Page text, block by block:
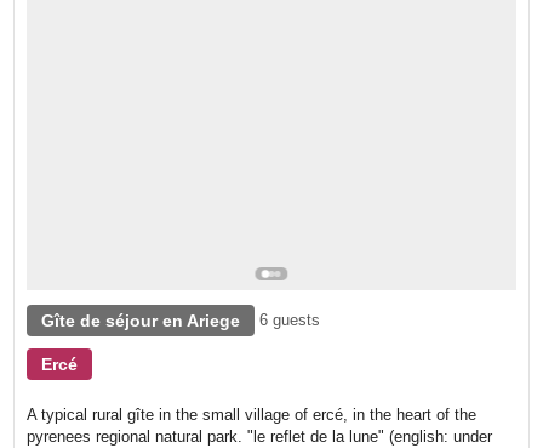
Gîte de séjour en Ariege 6 guests
Ercé
A typical rural gîte in the small village of ercé, in the heart of the
pyrenees regional natural park. "le reflet de la lune" (english: under